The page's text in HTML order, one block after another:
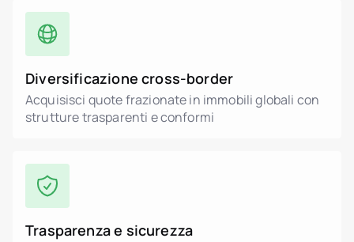
Diversificazione cross-border
Acquisisci quote frazionate in immobili globali con
strutture trasparenti e conformi
Trasparenza e sicurezza